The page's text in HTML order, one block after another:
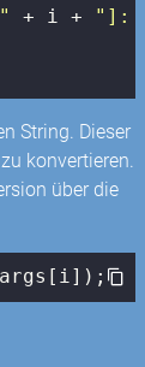
+ i + "]:
String. Dieser
konvertieren.
über die